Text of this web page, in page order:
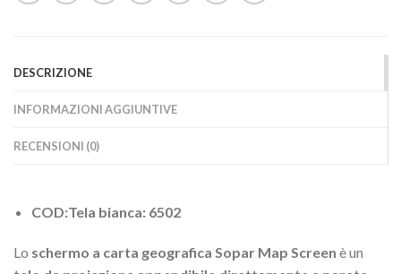
DESCRIZIONE
INFORMAZIONI AGGIUNTIVE
RECENSIONI (0)
COD:Tela bianca: 6502
Lo schermo a carta geografica Sopar Map Screen è un